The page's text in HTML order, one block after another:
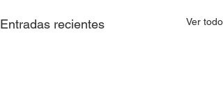
Entradas recientes Ver todo